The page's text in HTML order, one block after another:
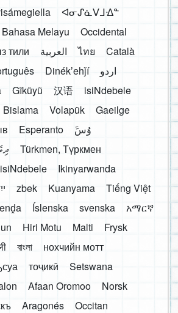
ᐊᓂᔑᓈᐯᒧᐎᓐ
Bahasa Melayu
Occidental
тили العربية ไทย
Català
Dinékʼehǰí
اردو
Gĩkũyũ 汉语
isiNdebele
Bislama Volapük
Gaeilge
Esperanto
َوُسَ
Türkmen, Түркмен
isiNdebele
Ikinyarwanda
zbek Kuanyama
Tiếng Việt
Íslenska svenska
አማርኛ
Hiri Motu Malti
Frysk
বাংলা
нохчийн мотт
тоҷикӣ
Setswana
Afaan Oromoo
Norsk
Aragonés
Occitan